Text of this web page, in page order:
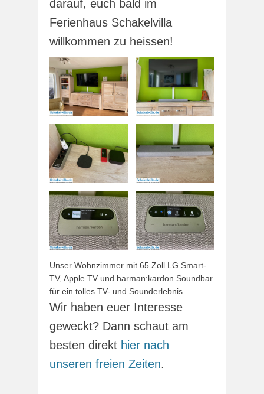
darauf, euch bald im
Ferienhaus Schakelvilla
willkommen zu heissen!
Unser Wohnzimmer mit 65 Zoll LG Smart-
TV, Apple TV und harman:kardon Soundbar
für ein tolles TV- und Sounderlebnis
Wir haben euer Interesse
geweckt? Dann schaut am
besten direkt hier nach
unseren freien Zeiten.